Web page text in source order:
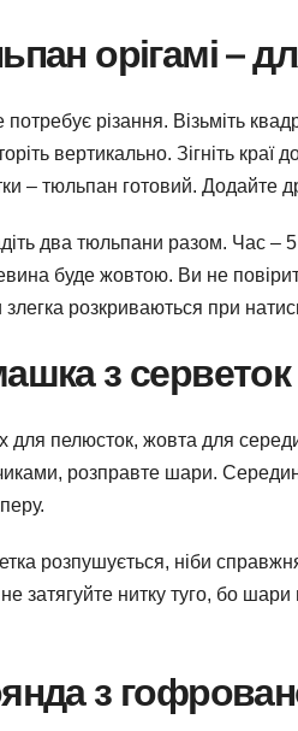
орігамі –
потребує різання. Візьміть
вертикально. Зігніть краї
– тюльпан готовий. Додайте
два тюльпани разом. Час –
буде жовтою. Ви не
розкриваються при
з серветок
для пелюсток, жовта для
розправте шари.
розпушується, ніби
затягуйте нитку туго, бо
з